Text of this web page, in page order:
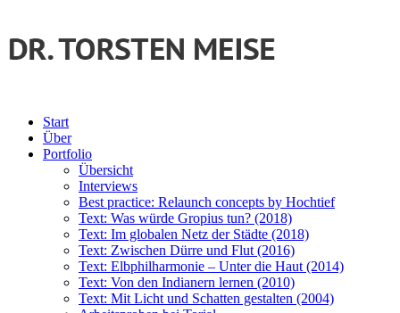
Start
Über
Portfolio
Übersicht
Interviews
Best practice: Relaunch concepts by Hochtief
Text: Was würde Gropius tun? (2018)
Text: Im globalen Netz der Städte (2018)
Text: Zwischen Dürre und Flut (2016)
Text: Elbphilharmonie – Unter die Haut (2014)
Text: Von den Indianern lernen (2010)
Text: Mit Licht und Schatten gestalten (2004)